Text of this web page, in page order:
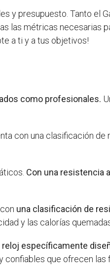
y presupuesto. Tanto el
las métricas necesarias
a ti y a tus objetivos!
como profesionales.
con una clasificación de
Con una resistencia
una clasificación de
y las calorías
específicamente
confiables que ofrecen las